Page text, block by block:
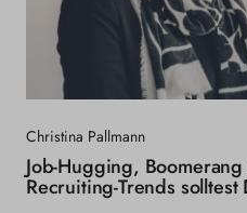
Christina Pallmann
Job-Hugging,
Recruiting-Trends solltest